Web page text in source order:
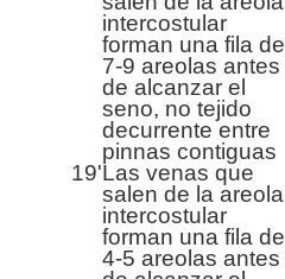
intercostular
forman una fila de
7-9 areolas antes
de alcanzar el
seno, no tejido
decurrente entre
pinnas contiguas
19'Las venas que
salen de la areola
intercostular
forman una fila de
4-5 areolas antes